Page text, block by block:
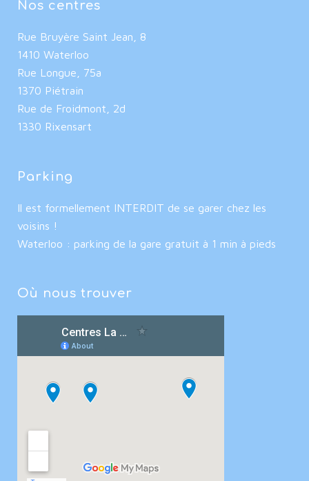
Nos centres
Rue Bruyère Saint Jean, 8
1410 Waterloo
Rue Longue, 75a
1370 Piétrain
Rue de Froidmont, 2d
1330 Rixensart
Parking
Il est formellement INTERDIT de se garer chez les
voisins !
Waterloo : parking de la gare gratuit à 1 min à pieds
Où nous trouver